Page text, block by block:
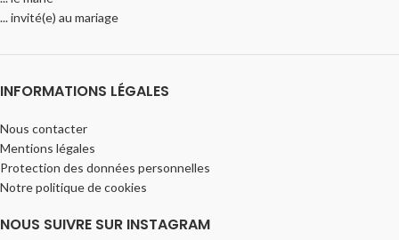
... invité(e) au mariage
INFORMATIONS LÉGALES
Nous contacter
Mentions légales
Protection des données personnelles
Notre politique de cookies
NOUS SUIVRE SUR INSTAGRAM